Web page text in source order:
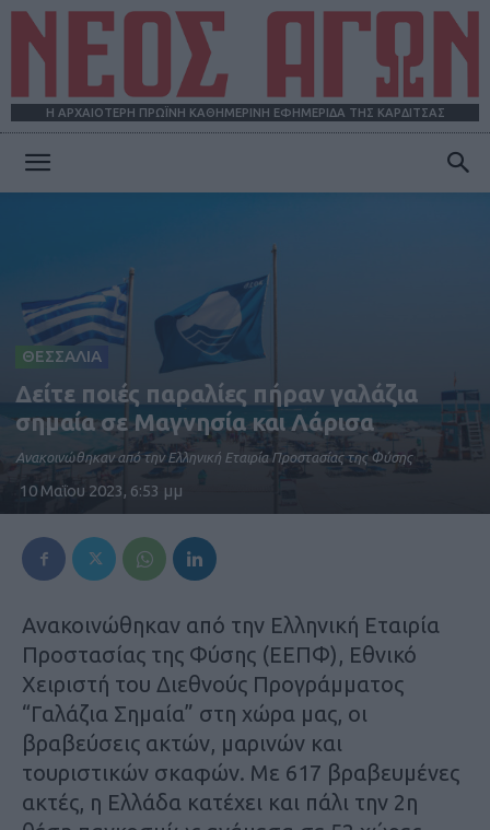
Η ΑΡΧΑΙΟΤΕΡΗ ΠΡΩΪΝΗ ΚΑΘΗΜΕΡΙΝΗ ΕΦΗΜΕΡΙΔΑ ΤΗΣ ΚΑΡΔΙΤΣΑΣ
ΘΕΣΣΑΛΙΑ
Δείτε ποιές παραλίες πήραν γαλάζια
σημαία σε Μαγνησία και Λάρισα
Ανακοινώθηκαν από την Ελληνική Εταιρία Προστασίας της Φύσης
10 Μαΐου 2023, 6:53 μμ
Ανακοινώθηκαν από την Ελληνική Εταιρία
Προστασίας της Φύσης (ΕΕΠΦ), Εθνικό
Χειριστή του Διεθνούς Προγράμματος
“Γαλάζια Σημαία” στη χώρα μας, οι
βραβεύσεις ακτών, μαρινών και
τουριστικών σκαφών. Με 617 βραβευμένες
ακτές, η Ελλάδα κατέχει και πάλι την 2η